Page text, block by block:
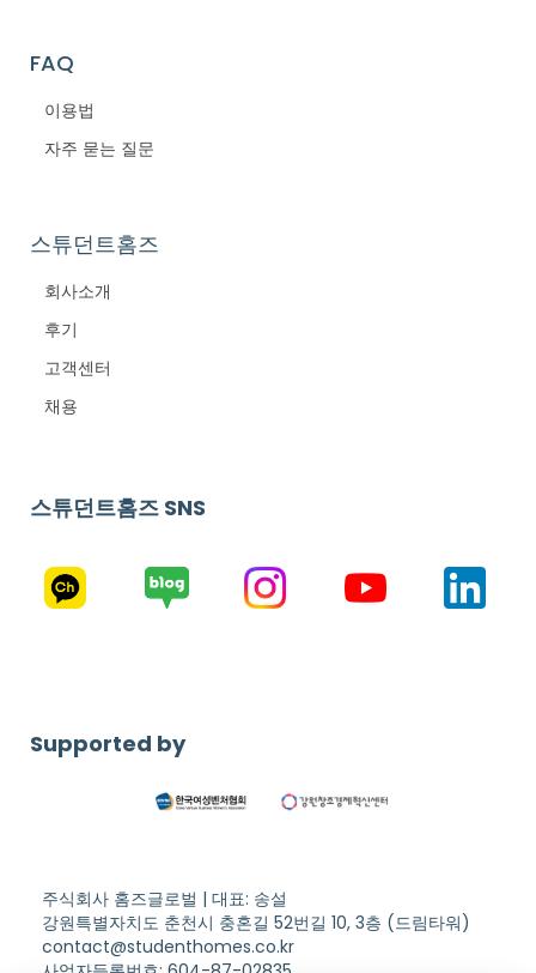
FAQ
이용법
자주 묻는 질문
스튜던트홈즈
회사소개
후기
고객센터
채용
스튜던트홈즈 SNS
Supported by
주식회사 홈즈글로벌 | 대표: 송설
강원특별자치도 춘천시 충혼길 52번길 10, 3층 (드림타워)
contact@studenthomes.co.kr